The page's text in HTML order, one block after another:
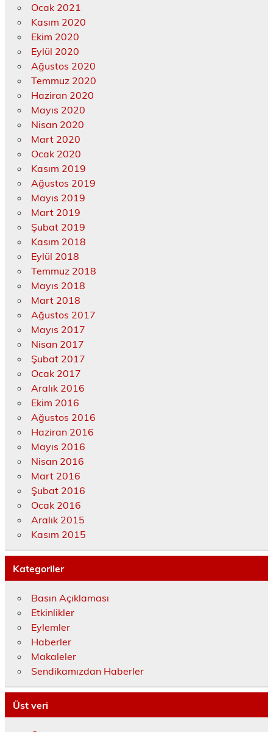
Ocak 2021
Kasım 2020
Ekim 2020
Eylül 2020
Ağustos 2020
Temmuz 2020
Haziran 2020
Mayıs 2020
Nisan 2020
Mart 2020
Ocak 2020
Kasım 2019
Ağustos 2019
Mayıs 2019
Mart 2019
Şubat 2019
Kasım 2018
Eylül 2018
Temmuz 2018
Mayıs 2018
Mart 2018
Ağustos 2017
Mayıs 2017
Nisan 2017
Şubat 2017
Ocak 2017
Aralık 2016
Ekim 2016
Ağustos 2016
Haziran 2016
Mayıs 2016
Nisan 2016
Mart 2016
Şubat 2016
Ocak 2016
Aralık 2015
Kasım 2015
Kategoriler
Basın Açıklaması
Etkinlikler
Eylemler
Haberler
Makaleler
Sendikamızdan Haberler
Üst veri